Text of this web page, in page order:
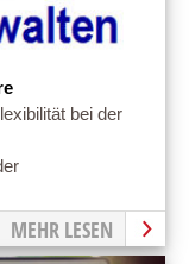
bei der
MEHR LESEN